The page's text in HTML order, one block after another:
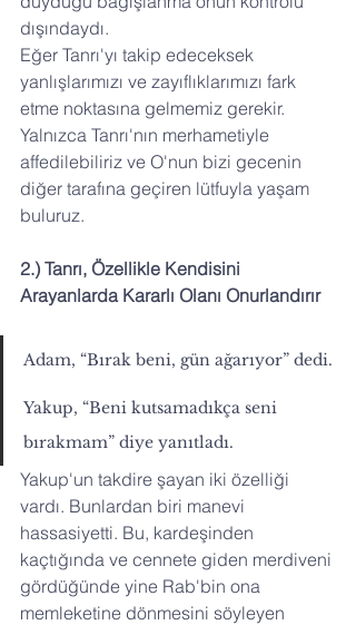
dışındaydı.
Eğer Tanrı'yı takip edeceksek
yanlışlarımızı ve zayıflıklarımızı fark
etme noktasına gelmemiz gerekir.
Yalnızca Tanrı'nın merhametiyle
affedilebiliriz ve O'nun bizi gecenin
diğer tarafına geçiren lütfuyla yaşam
buluruz.
2.) Tanrı, Özellikle Kendisini
Arayanlarda Kararlı Olanı Onurlandırır
Adam, “Bırak beni, gün ağarıyor” dedi.
Yakup, “Beni kutsamadıkça seni
bırakmam” diye yanıtladı.
Yakup'un takdire şayan iki özelliği
vardı. Bunlardan biri manevi
hassasiyetti. Bu, kardeşinden
kaçtığında ve cennete giden merdiveni
gördüğünde yine Rab'bin ona
memleketine dönmesini söyleyen